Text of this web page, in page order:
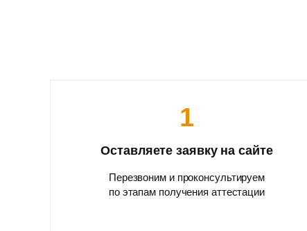
1
Оставляете заявку на сайте
Перезвоним и проконсультируем
по этапам получения аттестации